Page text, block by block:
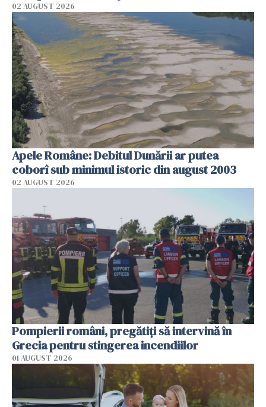
02 AUGUST 2026
Apele Române: Debitul Dunării ar putea
coborî sub minimul istoric din august 2003
02 AUGUST 2026
Pompierii români, pregătiţi să intervină în
Grecia pentru stingerea incendiilor
01 AUGUST 2026